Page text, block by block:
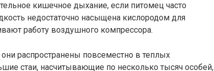
кишечное дыхание, если питомец часто
недостаточно насыщена кислородом для
работу воздушного компрессора.
распространены повсеместно в теплых
стаи, насчитывающие по несколько тысяч особей,